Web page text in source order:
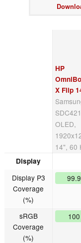
HP
X Flip
OLED,
14", 60
Display
Display P3
Coverage
(%)
99.9
sRGB
Coverage
(%)
100